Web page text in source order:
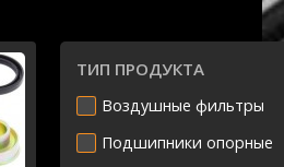
ТИП ПРОДУКТА
Воздушные фильтры
Подшипники опорные